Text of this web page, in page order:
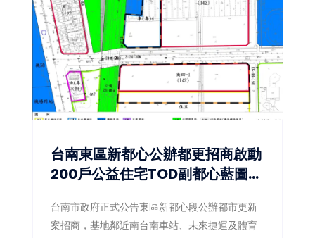
台南東區新都心公辦都更招商啟動
200戶公益住宅TOD副都心藍圖正
台南市政府正式公告東區新都心段公辦都市更新
案招商，基地鄰近南台南車站、未來捷運及體育